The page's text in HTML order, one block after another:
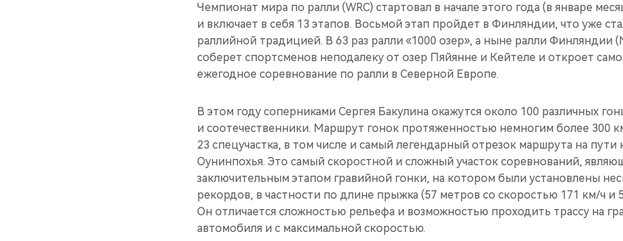
Чемпионат мира по ралли (WRC) стартовал в начале этого года (в январе
и включает в себя 13 этапов. Восьмой этап пройдет в Финляндии, что уже
раллийной традицией. В 63 раз ралли «1000 озер», а ныне ралли Финляндии
соберет спортсменов неподалеку от озер Пяйянне и Кейтеле и откроет
ежегодное соревнование по ралли в Северной Европе.
В этом году соперниками Сергея Бакулина окажутся около 100 различных
и соотечественники. Маршрут гонок протяженностью немногим более 300
23 спецучастка, в том числе и самый легендарный отрезок маршрута на
Оунинпохья. Это самый скоростной и сложный участок соревнований,
заключительным этапом гравийной гонки, на котором были установлены
рекордов, в частности по длине прыжка (57 метров со скоростью 171 км/ч и
Он отличается сложностью рельефа и возможностью проходить трассу на
автомобиля и с максимальной скоростью.